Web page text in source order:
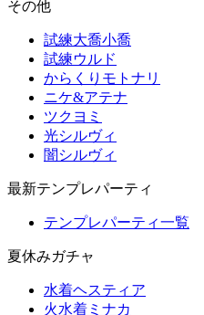
その他
試練大喬小喬
試練ウルド
からくりモトナリ
ニケ&アテナ
ツクヨミ
光シルヴィ
闇シルヴィ
最新テンプレパーティ
テンプレパーティ一覧
夏休みガチャ
水着ヘスティア
火水着ミナカ